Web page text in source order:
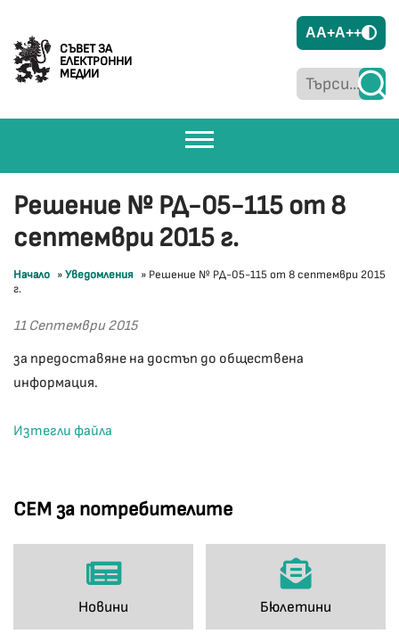
СЪВЕТ ЗА
ЕЛЕКТРОННИ
МЕДИИ
AA+A++
СЕМ за потребителите
Новини Бюлетини
Решение № РД-05-115 от 8
септември 2015 г.
Начало »Уведомления » Решение № РД-05-115 от 8 септември 2015
г.
11 Септември 2015
за предоставяне на достъп до обществена
информация.
Изтегли файла